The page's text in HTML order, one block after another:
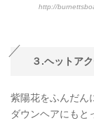
http://
３.ヘットア
紫陽花をふんだ
ダウンヘアにもと